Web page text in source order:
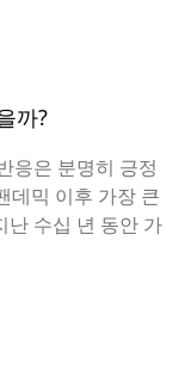
까?
응은 분명히 긍정
데믹 이후 가장 큰
난 수십 년 동안 가